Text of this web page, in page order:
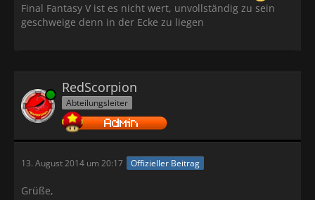
Final Fantasy V ist es nicht wert, unvollständig zu sein
geschweige denn in der Ecke zu liegen
Online RedScorpion
Abteilungsleiter
13. August 2014 um 20:17 Offizieller Beitrag
Grüße,